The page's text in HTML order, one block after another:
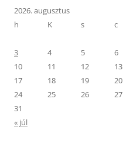
2026. augusztus
h
K s c
3
4 5 6
10
11 12 13
17
18 19 20
24
25 26 27
31
« júl